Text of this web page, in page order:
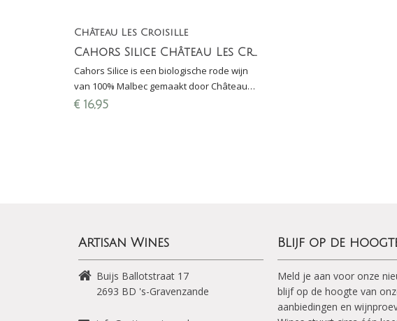
Château Les Croisille
Cahors Silice Château Les Croisille
Cahors Silice is een biologische rode wijn
van 100% Malbec gemaakt door Château
Les Croisille. Silice is een bovenlaag van
€ 16,95
Artisan Wines
Buijs Ballotstraat 17
2693 BD 's-Gravenzande
Blijf op de
Meld je aan voor onze
blijf op de hoogte van
aanbiedingen en